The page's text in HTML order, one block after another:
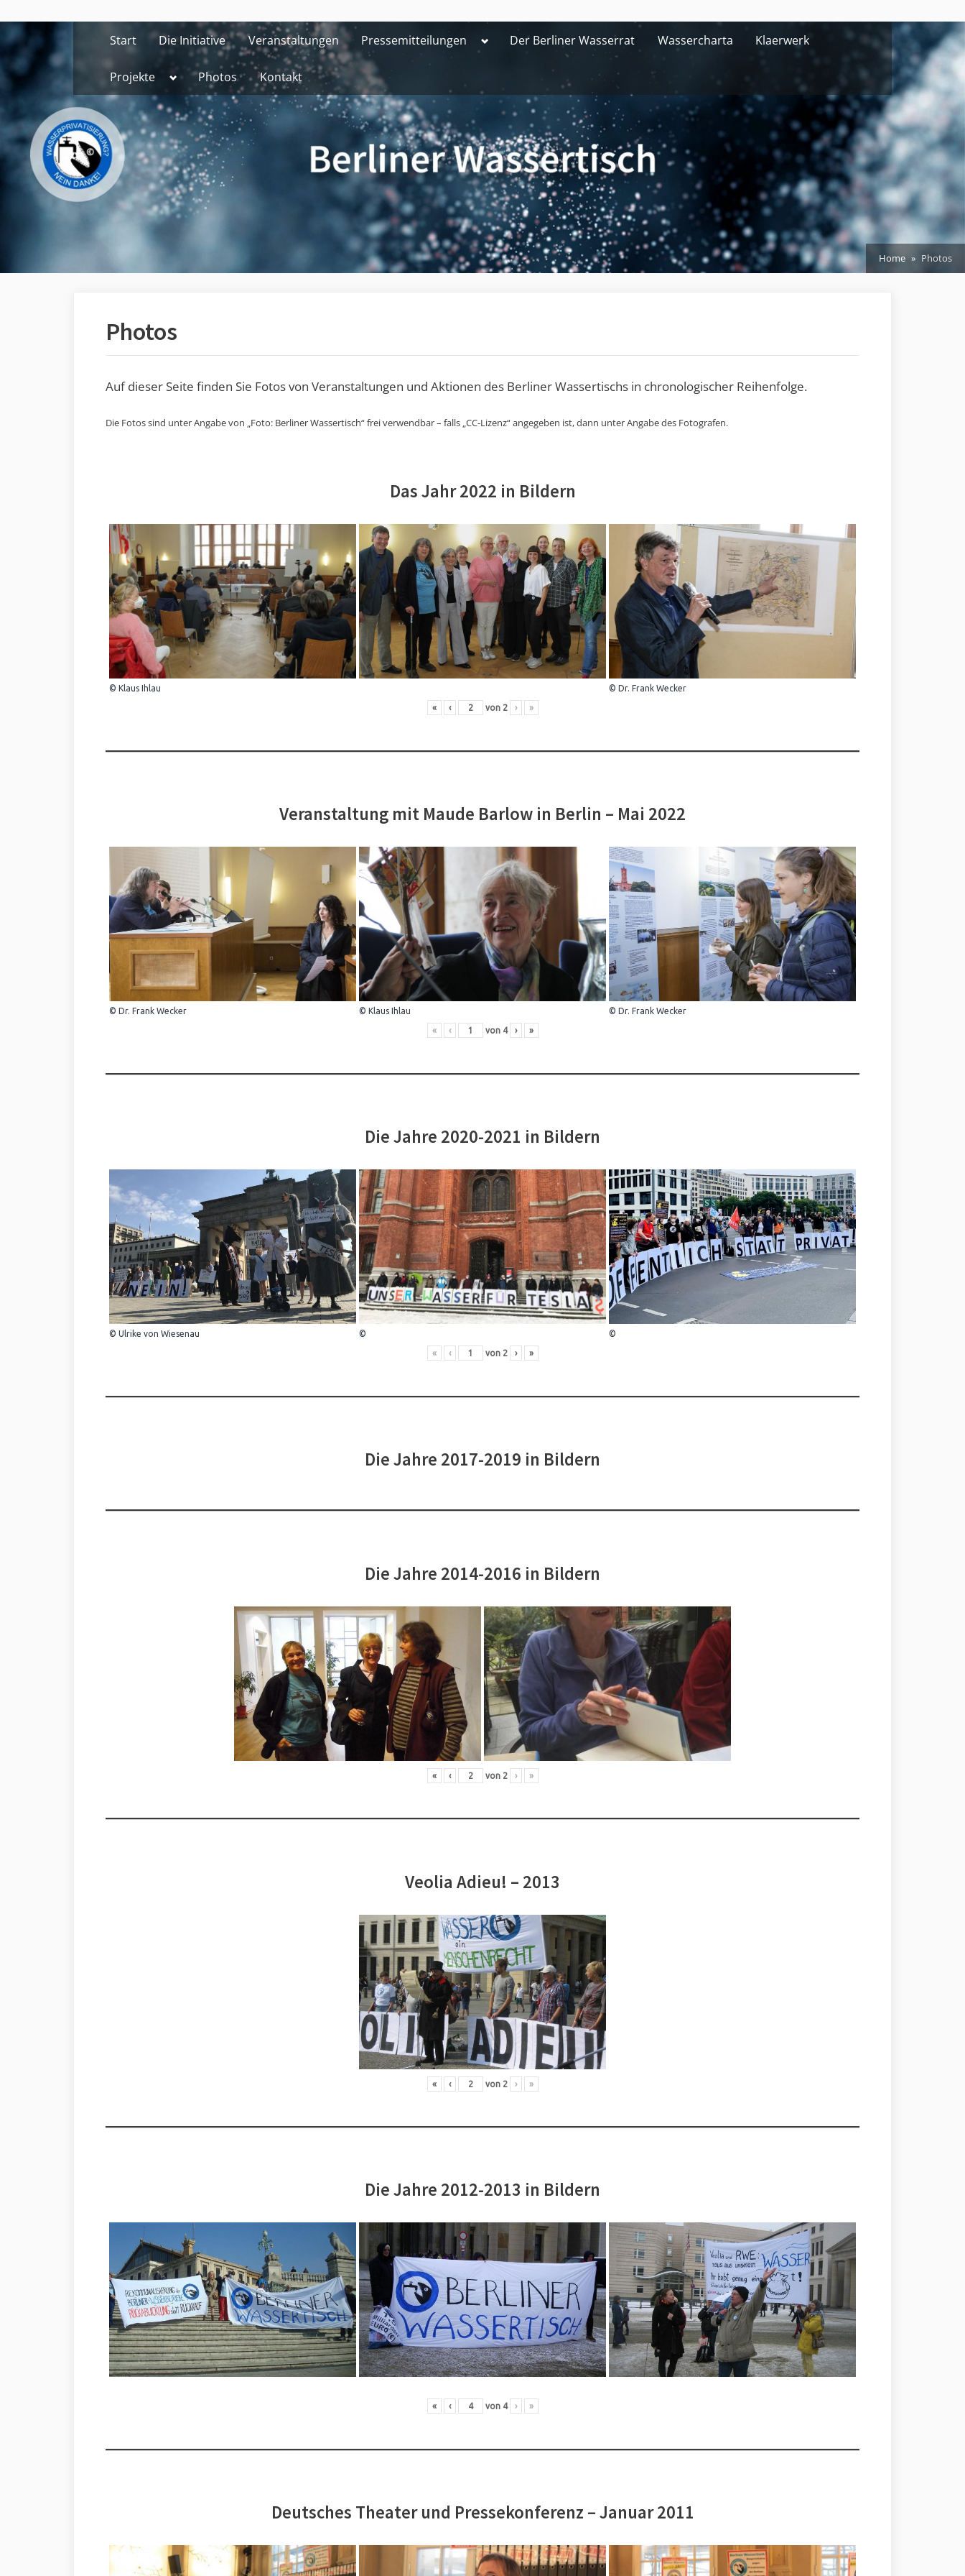
to
content
Start Die Initiative Veranstaltungen Pressemitteilungen ToggleDer Berliner Wasserrat Wassercharta Klaerwerk
Projekte Toggle
menu
Photos Kontakt
Home Photos
Photos
Auf dieser Seite finden Sie Fotos von Veranstaltungen und Aktionen des Berliner Wassertischs in chronologischer Reihenfolge.
Die Fotos sind unter Angabe von „Foto: Berliner Wassertisch“ frei verwendbar – falls „CC-Lizenz“ angegeben ist, dann unter Angabe des Fotografen.
Das Jahr 2022 in Bildern
© Klaus Ihlau © Dr. Frank Wecker
« ‹ von 2 › »
Veranstaltung mit Maude Barlow in Berlin – Mai 2022
© Dr. Frank Wecker © Klaus Ihlau © Dr. Frank Wecker
« ‹ von 4 › »
Die Jahre 2020-2021 in Bildern
© Ulrike von Wiesenau © ©
« ‹ von 2 › »
Die Jahre 2017-2019 in Bildern
Die Jahre 2014-2016 in Bildern
« ‹ von 2 › »
Veolia Adieu! – 2013
« ‹ von 2 › »
Die Jahre 2012-2013 in Bildern
« ‹ von 4 › »
Deutsches Theater und Pressekonferenz – Januar 2011